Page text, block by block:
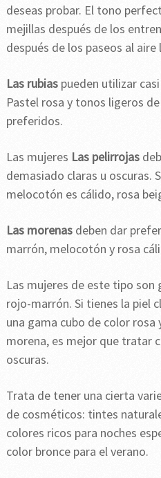
deseas probar. El tono
mejillas después de los
después de los paseos al aire
Las rubiaspueden utilizar
Pastel rosa y tonos ligeros
preferidos.
Las mujeres Las pelirrojas
demasiado claras u oscuras.
melocotón es cálido, rosa
Las morenasdeben dar
marrón, melocotón y rosa
Las mujeres de este tipo son
rojo-marrón. Si tienes la piel
una gama cubo de color rosa
morena, es mejor que tratar
oscuras.
Trata de tener una cierta
de cosméticos: tintes
colores ricos para noches
color bronce para el verano.